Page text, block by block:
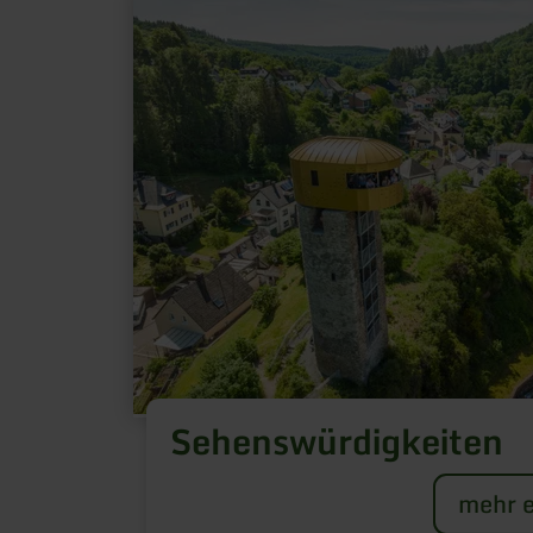
Sehenswürdigkeiten
erfahren
zu:
Sehenswürdigkeiten
mehr